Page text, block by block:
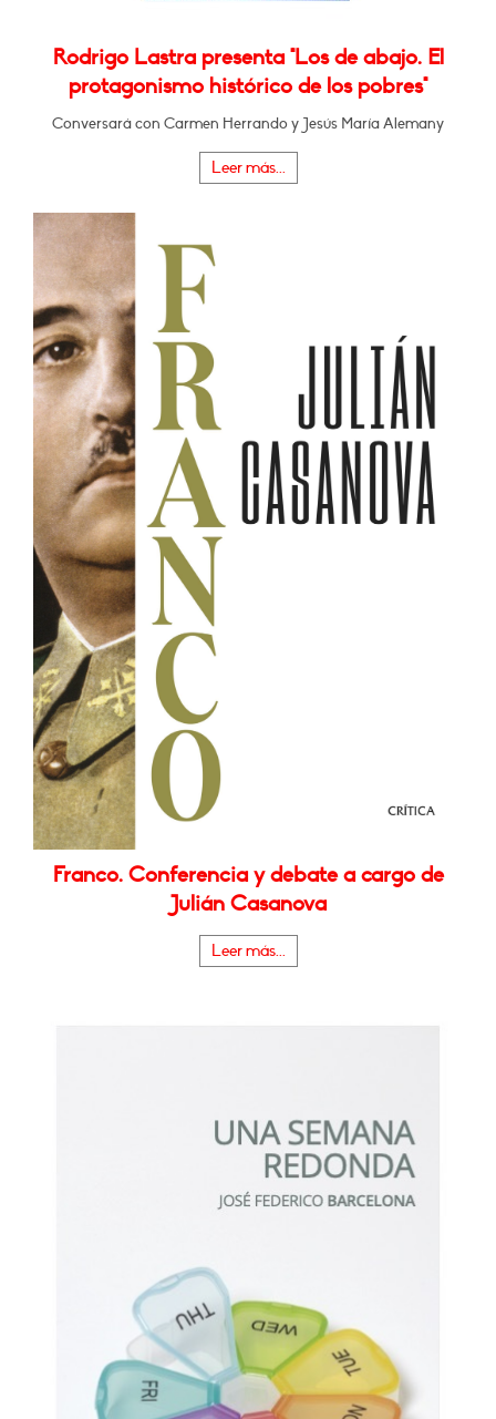
Rodrigo Lastra presenta "Los de abajo. El
protagonismo histórico de los pobres"
Conversará con Carmen Herrando y Jesús María Alemany
Leer más...
Franco. Conferencia y debate a cargo de
Julián Casanova
Leer más...